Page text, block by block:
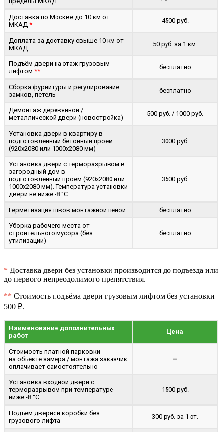
Доставка по Москве до 10 км от
МКАД *
4500 руб.
Доплата за доставку свыше 10 км от
МКАД
50 руб. за 1 км.
Подъём двери на этаж грузовым
лифтом **
бесплатно
Сборка фурнитуры и регулирование
замков, петель
бесплатно
Демонтаж деревянной /
металлической двери (новостройка)
500 руб. / 1000 руб.
Установка двери в квартиру в
подготовленный бетонный проём
(920x2080 или 1000x2080 мм)
3000 руб.
Установка двери с терморазрывом в
загородный дом в
подготовленный проём (920x2080 или
1000x2080 мм). Температура установки
двери не ниже -8 °C.
3500 руб.
Герметизация швов монтажной пеной бесплатно
Уборка рабочего места от
строительного мусора (без
утилизации)
бесплатно
* Доставка двери без установки производится до подъезда или
до первого непреодолимого препятствия.
** Стоимость подъёма двери грузовым лифтом без установки
500 ₽.
Наименование дополнительных
работ
Цена
Стоимость платной парковки
на объекте замера / монтажа заказчик
оплачивает самостоятельно
—
Установка входной двери с
терморазрывом при температуре
ниже -8 °C
1500 руб.
Подъём дверной коробки без
грузового лифта
300 руб. за 1 эт.